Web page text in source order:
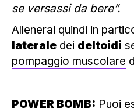
se versassi da bere”.
Allenerai quindi in
laterale dei deltoidi
pompaggio muscolare
POWER BOMB: Puoi